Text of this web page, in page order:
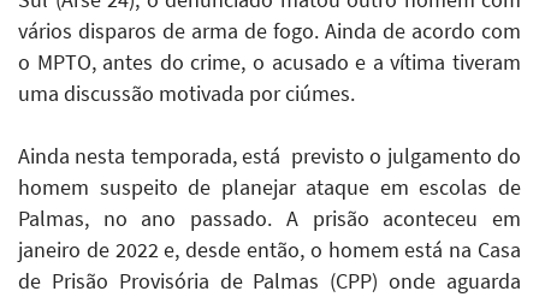
vários disparos de arma de fogo. Ainda de acordo com
o MPTO, antes do crime, o acusado e a vítima tiveram
uma discussão motivada por ciúmes.
Ainda nesta temporada, está previsto o julgamento do
homem suspeito de planejar ataque em escolas de
Palmas, no ano passado. A prisão aconteceu em
janeiro de 2022 e, desde então, o homem está na Casa
de Prisão Provisória de Palmas (CPP) onde aguarda